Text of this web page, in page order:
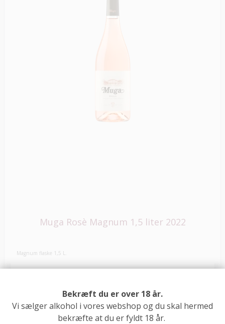
Muga Rosè Magnum 1,5 liter 2022
Magnum flaske 1,5 L.
225,00 DKK
Se vare
Bekræft du er over 18 år.
Vi sælger alkohol i vores webshop og du skal hermed
bekræfte at du er fyldt 18 år.